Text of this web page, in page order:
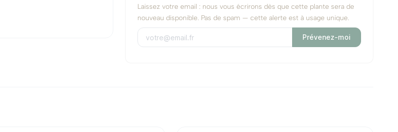
Laissez votre email : nous vous écrirons dès que cette plante sera de
nouveau disponible. Pas de spam — cette alerte est à usage unique.
Prévenez-moi